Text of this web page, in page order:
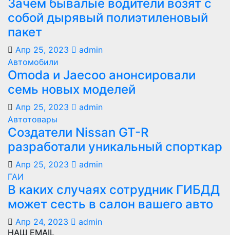
Зачем бывалые водители возят с
собой дырявый полиэтиленовый
пакет
Апр 25, 2023
admin
Автомобили
Оmoda и Jaecoo анонсировали
семь новых моделей
Апр 25, 2023
admin
Автотовары
Создатели Nissan GT-R
разработали уникальный спорткар
Апр 25, 2023
admin
ГАИ
В каких случаях сотрудник ГИБДД
может сесть в салон вашего авто
Апр 24, 2023
admin
НАШ EMAIL